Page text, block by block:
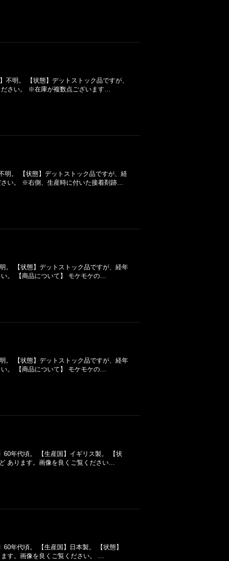
不明。 【状態】デットストック品ですが、
ださい。 ※在庫が複数点ございます…
明。 【状態】デットストック品ですが、経
さい。 ※右側、生産時に付いた接着剤跡…
。 【状態】デットストック品ですが、経年
。 【商品について】 モケモケの…
。 【状態】デットストック品ですが、経年
。 【商品について】 モケモケの…
60年代頃。 【生産国】イギリス製。 【状
あります。画像を良くご覧ください…
年代頃。 【生産国】日本製。 【状態】
す。画像を良くご覧ください。 …